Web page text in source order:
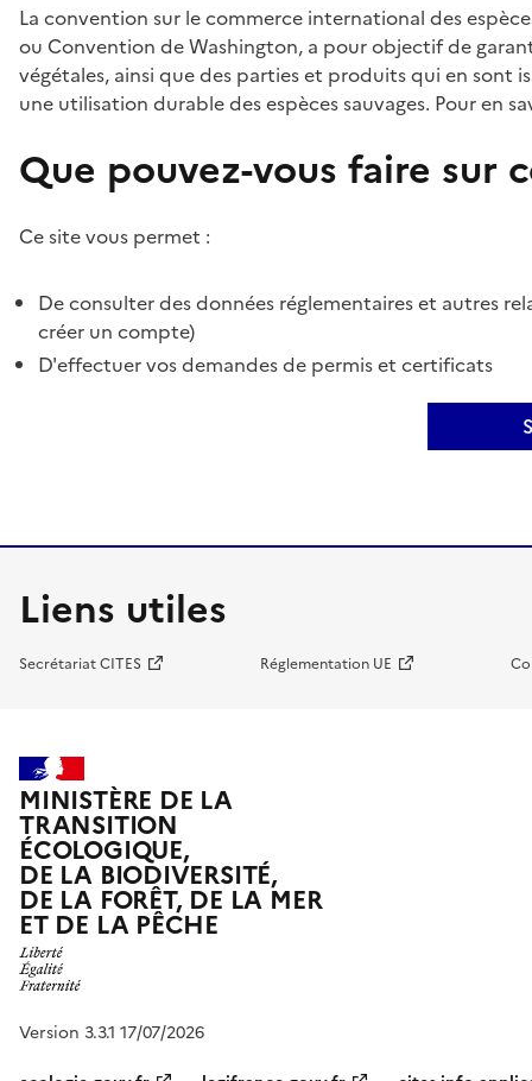
La convention sur le commerce international des
ou Convention de Washington, a pour objectif de
végétales, ainsi que des parties et produits qui en sont
une utilisation durable des espèces sauvages. Pour en
Que pouvez-vous faire sur
Ce site vous permet :
De consulter des données réglementaires et autres
créer un compte)
D'effectuer vos demandes de permis et certificats
Liens utiles
Secrétariat CITES Réglementation UE
MINISTÈRE DE LA
TRANSITION
ÉCOLOGIQUE,
DE LA BIODIVERSITÉ,
DE LA FORÊT, DE LA MER
ET DE LA PÊCHE
Version 3.3.1 17/07/2026